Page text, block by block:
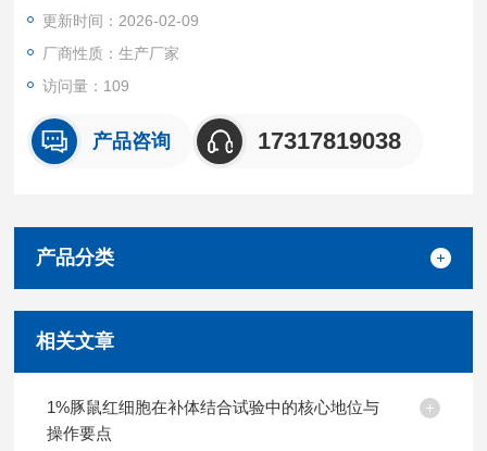
我们坚持源头质控 + 按需定制 + 高效交付的核心优势，所有产品
均经无菌采集、标准化处理与严格质量检测。
更新时间：2026-02-09
厂商性质：生产厂家
访问量：109
产品咨询 17317819038
产品分类
相关文章
1%豚鼠红细胞在补体结合试验中的核心地位与
操作要点